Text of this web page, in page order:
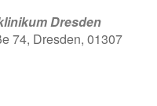
Dresden
74, Dresden, 01307